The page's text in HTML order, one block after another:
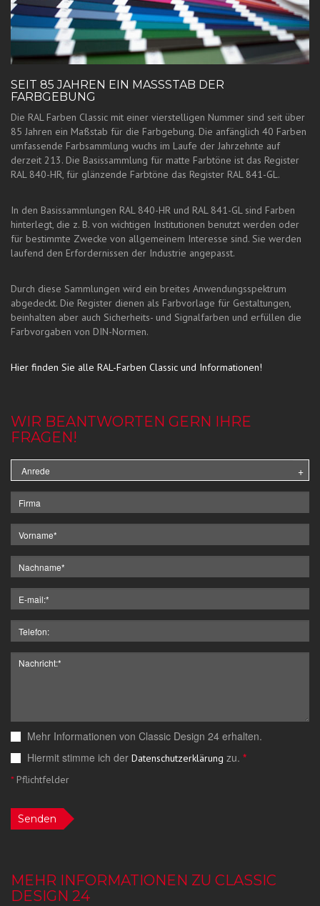
SEIT 85 JAHREN EIN MASSSTAB DER F
ARBGEBUNG
Die RAL Farben Classic mit einer vierstelligen Nummer sind seit über
85 Jahren ein Maßstab für die Farbgebung. Die anfänglich 40 Farben
umfassende Farbsammlung wuchs im Laufe der Jahrzehnte auf
derzeit 213. Die Basissammlung für matte Farbtöne ist das Register
RAL 840-HR, für glänzende Farbtöne das Register RAL 841-GL.
In den Basissammlungen RAL 840-HR und RAL 841-GL sind Farben
hinterlegt, die z. B. von wichtigen Institutionen benutzt werden oder
für bestimmte Zwecke von allgemeinem Interesse sind. Sie werden
laufend den Erfordernissen der Industrie angepasst.
Durch diese Sammlungen wird ein breites Anwendungsspektrum
abgedeckt. Die Register dienen als Farbvorlage für Gestaltungen,
beinhalten aber auch Sicherheits- und Signalfarben und erfüllen die
Farbvorgaben von DIN-Normen.
Hier finden Sie alle RAL-Farben Classic und Informationen!
WIR BEANTWORTEN GERN IHRE
FRAGEN!
Mehr Informationen von Classic Design 24 erhalten.
Hiermit stimme ich der Datenschutzerklärung zu. *
*Pflichtfelder
Senden
MEHR INFORMATIONEN ZU CLASSIC
DESIGN 24